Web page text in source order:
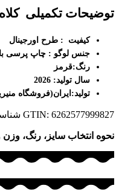
توضیحات تکمیلی
کیفیت : طرح اورجینال
جنس لوگو : چاپ پرسی
رنگ:قرمز
سال تولید: 2026
تولید:ایران(فروشگاه
GTIN: 6262577999827
نحوه انتخاب سایز، رنگ،